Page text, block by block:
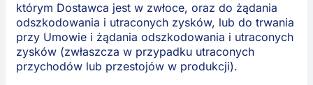
którym Dostawca jest w zwłoce, oraz do żądania
odszkodowania i utraconych zysków, lub do trwania
przy Umowie i żądania odszkodowania i utraconych
zysków (zwłaszcza w przypadku utraconych
przychodów lub przestojów w produkcji).